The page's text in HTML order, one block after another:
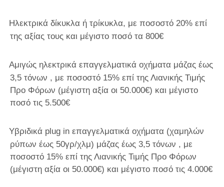
Ηλεκτρικά δίκυκλα ή τρίκυκλα, με ποσοστό 20% επί
της αξίας τους και μέγιστο ποσό τα 800€
Αμιγώς ηλεκτρικά επαγγελματικά οχήματα μάζας έως
3,5 τόνων , με ποσοστό 15% επί της Λιανικής Τιμής
Προ Φόρων (μέγιστη αξία οι 50.000€) και μέγιστο
ποσό τις 5.500€
Υβριδικά plug in επαγγελματικά οχήματα (χαμηλών
ρύπων έως 50γρ/χλμ) μάζας έως 3,5 τόνων , με
ποσοστό 15% επί της Λιανικής Τιμής Προ Φόρων
(μέγιστη αξία οι 50.000€) και μέγιστο ποσό τις 4.000€